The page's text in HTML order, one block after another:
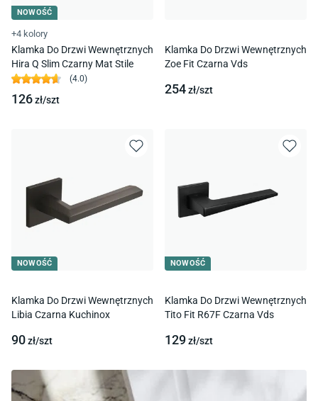
NOWOŚĆ
+4 kolory
Klamka Do Drzwi Wewnętrznych
Hira Q Slim Czarny Mat Stile
(4.0)
126zł/szt
Klamka Do Drzwi Wewnętrznych
Zoe Fit Czarna Vds
254zł/szt
NOWOŚĆ
Klamka Do Drzwi Wewnętrznych
Libia Czarna Kuchinox
90zł/szt
NOWOŚĆ
Klamka Do Drzwi Wewnętrznych
Tito Fit R67F Czarna Vds
129zł/szt